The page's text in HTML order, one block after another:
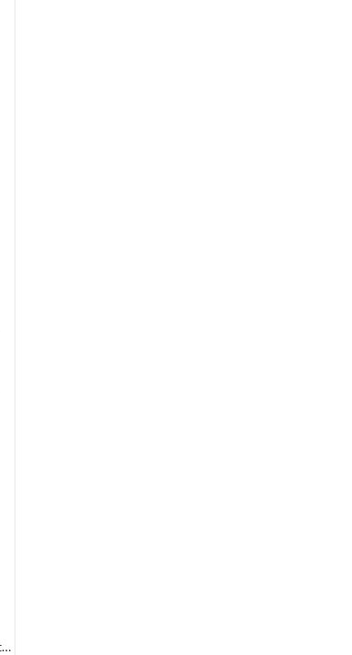
L'équipe de l'Etoile Sportive des Métaux de Tamaris devant le stade Delaune